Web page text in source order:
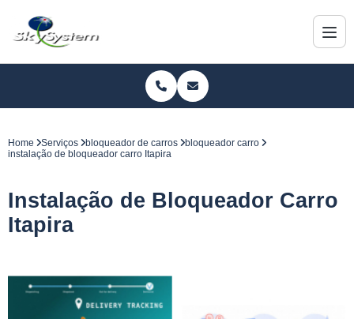
Home Serviços bloqueador de carros
bloqueador carro
instalação de bloqueador carro Itapira
Instalação de Bloqueador Carro
Itapira